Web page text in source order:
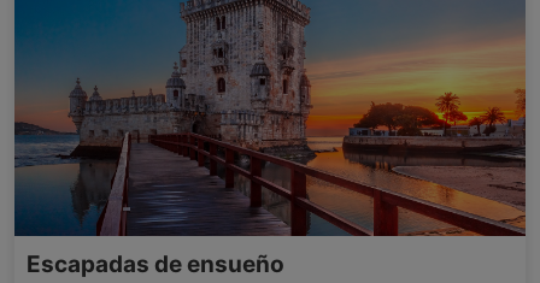
Escapadas de ensueño